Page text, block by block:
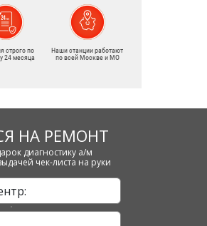
строго по
24 месяца
Наши станции работают
по всей Москве и МО
НА РЕМОНТ
диагностику а/м
чек-листа на руки